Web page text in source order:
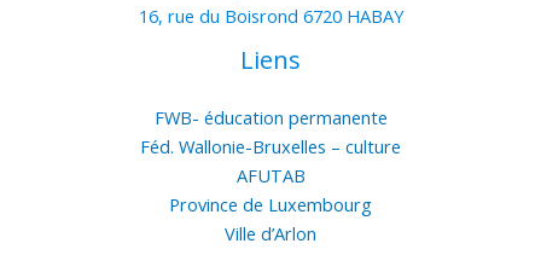
16, rue du Boisrond 6720 HABAY
Liens
FWB- éducation permanente
Féd. Wallonie-Bruxelles – culture
AFUTAB
Province de Luxembourg
Ville d’Arlon